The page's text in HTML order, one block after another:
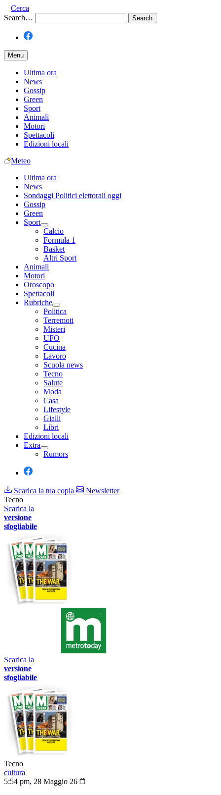
Cerca
Search…
Menu
Ultima ora
News
Gossip
Green
Sport
Animali
Motori
Spettacoli
Edizioni locali
Meteo
Ultima ora
News
Sondaggi Politici elettorali oggi
Gossip
Green
Sport
Calcio
Formula 1
Basket
Altri Sport
Animali
Motori
Oroscopo
Spettacoli
Rubriche
Politica
Terremoti
Misteri
UFO
Cucina
Lavoro
Scuola news
Tecno
Salute
Moda
Casa
Lifestyle
Gialli
Libri
Edizioni locali
Extra
Rumors
Scarica la tua copia
Newsletter
Tecno
Scarica la
versione
sfogliabile
Scarica la
versione
sfogliabile
Tecno
cultura
5:54 pm, 28 Maggio 26